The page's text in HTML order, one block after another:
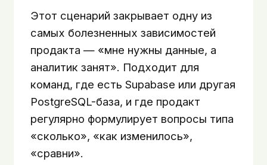
Этот сценарий закрывает одну из
самых болезненных зависимостей
продакта — «мне нужны данные, а
аналитик занят». Подходит для
команд, где есть Supabase или другая
PostgreSQL-база, и где продакт
регулярно формулирует вопросы типа
«сколько», «как изменилось»,
«сравни».